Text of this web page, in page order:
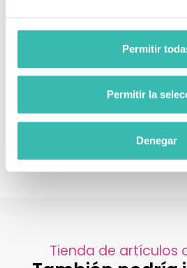
Permitir
Permitir la
Denegar
Tienda de artículos